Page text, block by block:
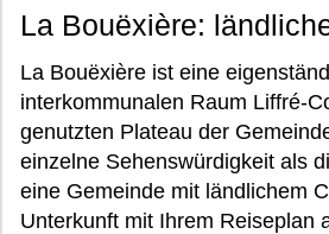
La Bouëxière:
La Bouëxière ist eine
interkommunalen Raum Liffré-
genutzten Plateau der
einzelne Sehenswürdigkeit als
eine Gemeinde mit ländlichem
Unterkunft mit Ihrem Reiseplan